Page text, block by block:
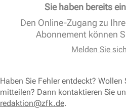
Sie haben bereits
Den Online-Zugang zu
Abonnement können
Melden Sie
Haben Sie Fehler entdeckt?
mitteilen? Dann kontaktieren Sie
redaktion@zfk.de.